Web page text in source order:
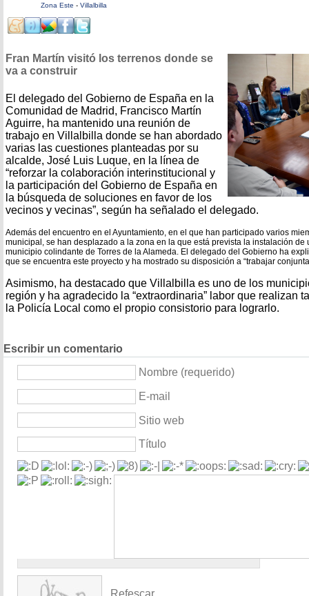
Zona Este - Villalbilla
Fran Martín visitó los terrenos donde se
va a construir
El delegado del Gobierno de España en la
Comunidad de Madrid, Francisco Martín
Aguirre, ha mantenido una reunión de
trabajo en Villalbilla donde se han abordado
varias las cuestiones planteadas por su
alcalde, José Luis Luque, en la línea de
“reforzar la colaboración interinstitucional y
la participación del Gobierno de España en
la búsqueda de soluciones en favor de los
vecinos y vecinas”, según ha señalado el delegado.
Además del encuentro en el Ayuntamiento, en el que han participado varios
municipal, se han desplazado a la zona en la que está prevista la instalación de
municipio colindante de Torres de la Alameda. El delegado del Gobierno ha
que se encuentra este proyecto y ha mostrado su disposición a “trabajar
Asimismo, ha destacado que Villalbilla es uno de los
región y ha agradecido la “extraordinaria” labor que realizan
la Policía Local como el propio consistorio para lograrlo.
Escribir un comentario
Nombre (requerido)
E-mail
Sitio web
Título